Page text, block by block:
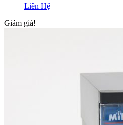
Liên Hệ
Giảm giá!